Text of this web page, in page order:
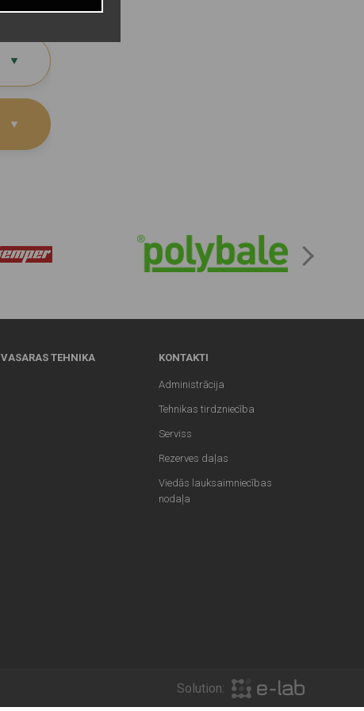
VASARAS TEHNIKA KONTAKTI
Administrācija
Tehnikas tirdzniecība
Serviss
Rezerves daļas
Viedās lauksaimniecības
nodaļa
Solution: